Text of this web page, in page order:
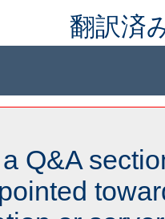
翻訳済
Q&A